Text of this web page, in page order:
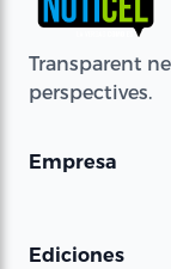
Transparent
perspectives.
Empresa
Ediciones